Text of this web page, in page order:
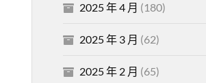
2025 年 4 月 (180)
2025 年 3 月 (62)
2025 年 2 月 (65)